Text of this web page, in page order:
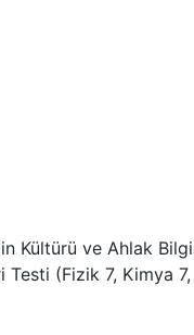
Kültürü ve Ahlak
(Fizik 7, Kimya